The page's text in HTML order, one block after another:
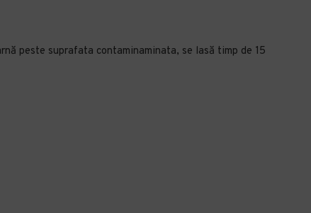
peste suprafata contaminaminata, se lasă timp de 15